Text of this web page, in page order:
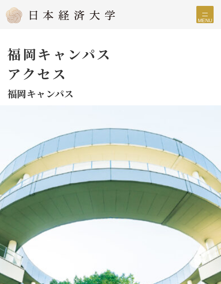
MENU
福岡キャンパス
アクセス
福岡キャンパス